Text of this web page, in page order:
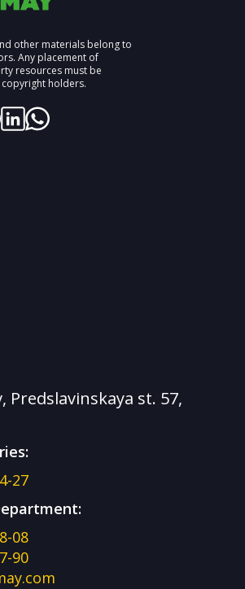
other materials belong to
Any placement of
resources must be
holders.
Predslavinskaya st. 57,
27
08
90